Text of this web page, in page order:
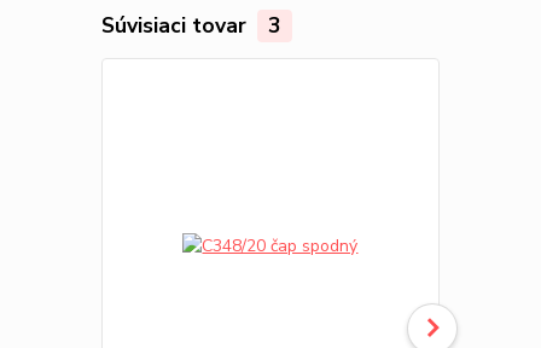
Súvisiaci tovar 3